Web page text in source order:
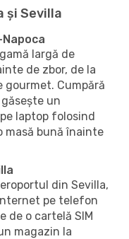
și Sevilla
largă de
de zbor, de la
gourmet. Cumpără
un
laptop folosind
bună înainte
din Sevilla,
pe telefon
de o cartelă SIM
magazin la